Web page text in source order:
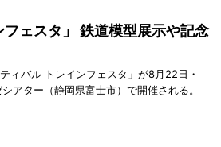
ェスタ」 鉄道模型展示や記念
ィバル トレインフェスタ」が8月22日・
アター（静岡県富士市）で開催される。